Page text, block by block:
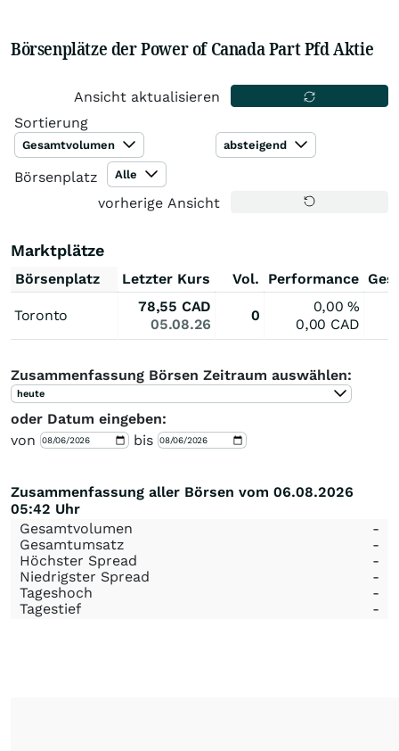
Börsenplätze der Power of Canada Part Pfd Aktie
Ansicht aktualisieren
Sortierung
Gesamtvolumen absteigend
Börsenplatz Alle
vorherige Ansicht
Marktplätze
Börsenplatz Letzter Kurs Vol. Performance
Toronto
78,55 CAD
05.08.26
0
0,00%
0,00 CAD
Zusammenfassung Börsen Zeitraum auswählen:
heute
oder Datum eingeben:
von
bis
Zusammenfassung aller Börsen vom 06.08.2026
05:42 Uhr
Gesamtvolumen
-
Gesamtumsatz
-
Höchster Spread
-
Niedrigster Spread
-
Tageshoch
-
Tagestief
-